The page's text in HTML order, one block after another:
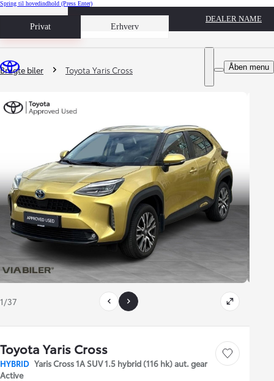
Spring til hovedindhold (Press Enter)
Privat Erhverv
Book prøvetur
DEALER NAME
Åben menu
Du er her
Brugte biler Toyota Yaris Cross
1/37
Toyota Yaris Cross
HYBRID Yaris Cross 1A SUV 1.5 hybrid (116 hk) aut. gear
Active
Gem bil